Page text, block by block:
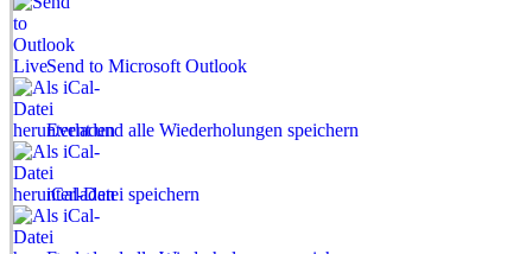
Send to Microsoft Outlook
Event und alle Wiederholungen speichern
iCal-Datei speichern